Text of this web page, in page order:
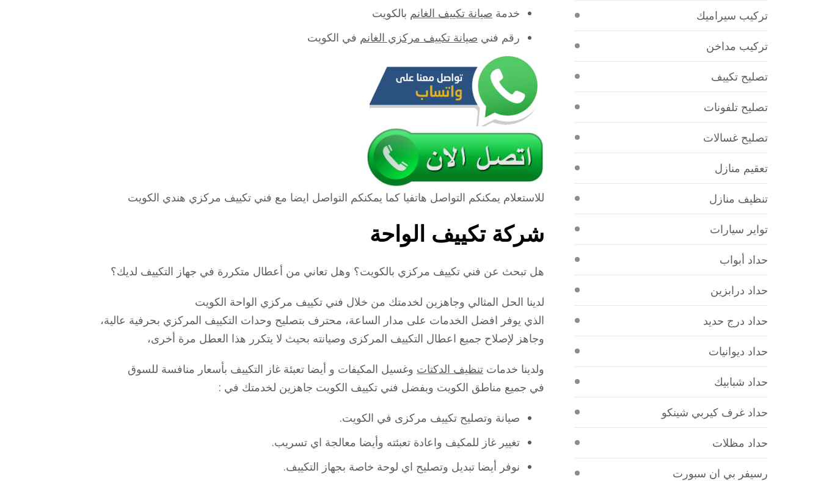
خدمة صيانة تكييف الغانم بالكويت
رقم فني صيانة تكييف مركزي الغانم في الكويت
للاستعلام يمكنكم التواصل هاتفيا كما يمكنكم التواصل ايضا مع فني تكييف مركزي هندي الكويت
شركة تكييف الواحة
هل تبحث عن فني تكييف مركزي بالكويت؟ وهل تعاني من أعطال متكررة في جهاز التكييف لديك؟
لدينا الحل المثالي وجاهزين لخدمتك من خلال فني تكييف مركزي الواحة الكويت
الذي يوفر افضل الخدمات على مدار الساعة، محترف بتصليح وحدات التكييف المركزي بحرفية عالية،
وجاهز لإصلاح جميع اعطال التكييف المركزى وصيانته بحيث لا يتكرر هذا العطل مرة أخرى،
ولدينا خدمات تنظيف الدكتات وغسيل المكيفات و أيضا تعبئة غاز التكييف بأسعار منافسة للسوق
في جميع مناطق الكويت وبفضل فني تكييف الكويت جاهزين لخدمتك في :
صيانة وتصليح تكييف مركزى في الكويت.
تغيير غاز للمكيف واعادة تعبئته وأيضا معالجة اي تسريب.
نوفر أيضا تبديل وتصليح اي لوحة خاصة بجهاز التكييف.
تركيب سيراميك
تركيب مداخن
تصليح تكييف
تصليح تلفونات
تصليح غسالات
تعقيم منازل
تنظيف منازل
تواير سيارات
حداد أبواب
حداد درابزين
حداد درج حديد
حداد ديوانيات
حداد شبابيك
حداد غرف كيربي شينكو
حداد مظلات
رسيفر بي ان سبورت